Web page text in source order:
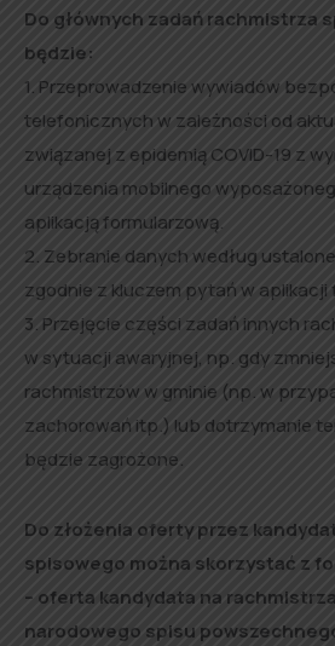
Do głównych zadań rachmistrza
będzie:
1. Przeprowadzenie wywiadów
telefonicznych w zależności od
związanej z epidemią COVID-19 z
urządzenia mobilnego
aplikacją formularzową.
2. Zebranie danych według
zgodnie z kluczem pytań w aplikacji
3. Przejęcie części zadań innych
w sytuacji awaryjnej, np. gdy
rachmistrzów w gminie (np. w
zachorowań itp.) lub dotrzymanie
będzie zagrożone.
Do złożenia oferty przez
spisowego można skorzystać z
– oferta kandydata na
narodowego spisu